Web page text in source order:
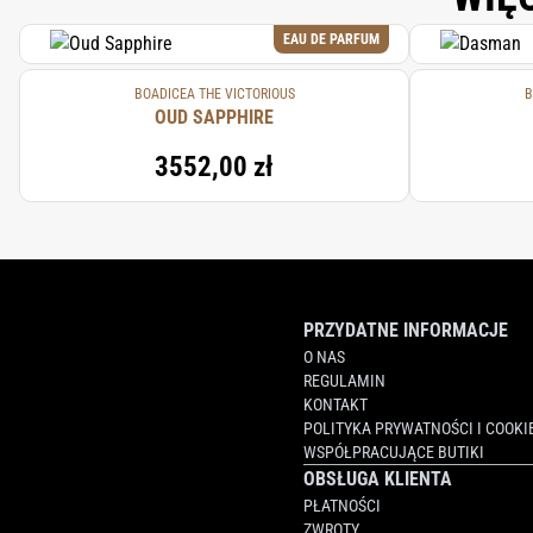
BENZYL BENZOATE, GERANYL
ANETHOLE, ISOEUGENOL, ROSE
FARNESOL, BENZYL ALCOHOL. //
GERANIOL, BHT. // VALIANT: ALCOHOL
HYDROXYCITRONELLAL, BHT,
CITRONELLOL.
EAU DE PARFUM
BOADICEA THE VICTORIOUS
OUD SAPPHIRE
3552,00 zł
PRZYDATNE INFORMACJE
O NAS
REGULAMIN
KONTAKT
POLITYKA PRYWATNOŚCI I
WSPÓŁPRACUJĄCE BUTIKI
OBSŁUGA KLIENTA
PŁATNOŚCI